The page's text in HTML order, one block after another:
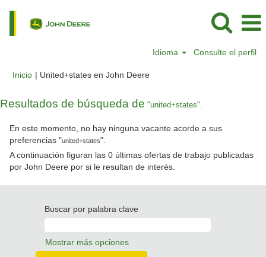
Idioma Consulte el perfil
Inicio | United+states en John Deere(página
Resultados de búsqueda de "united+states".
En este momento, no hay ninguna vacante acorde a sus
preferencias "united+states".
A continuación figuran las 0 últimas ofertas de trabajo publicadas
por John Deere por si le resultan de interés.
Buscar por palabra clave
Mostrar más opciones